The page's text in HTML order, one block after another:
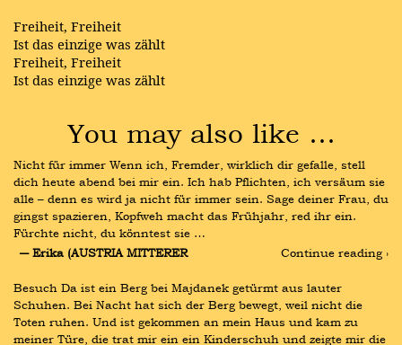
Freiheit, Freiheit
Ist das einzige was zählt
Freiheit, Freiheit
Ist das einzige was zählt
You may also like …
Nicht für immer Wenn ich, Fremder, wirklich dir gefalle, stell
dich heute abend bei mir ein. Ich hab Pflichten, ich versäum sie
alle – denn es wird ja nicht für immer sein. Sage deiner Frau, du
gingst spazieren, Kopfweh macht das Frühjahr, red ihr ein.
Fürchte nicht, du könntest sie …
― Erika (AUSTRIA MITTERER
Continue reading ›
Besuch Da ist ein Berg bei Majdanek getürmt aus lauter
Schuhen. Bei Nacht hat sich der Berg bewegt, weil nicht die
Toten ruhen. Und ist gekommen an mein Haus und kam zu
meiner Türe, die trat mir ein ein Kinderschuh und zeigte mir die